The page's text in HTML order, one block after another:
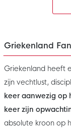
Griekenland
Griekenland heeft
zijn vechtlust,
keer aanwezig op
keer zijn
absolute kroon op